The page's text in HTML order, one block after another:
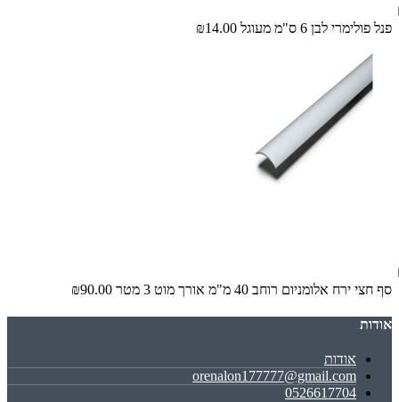
פנל פולימרי לבן 6 ס"מ מעוגל ₪14.00
סף חצי ירח אלומניום רוחב 40 מ"מ אורך מוט 3 מטר ₪90.00
אודות
אודות
orenalon177777@gmail.com
0526617704